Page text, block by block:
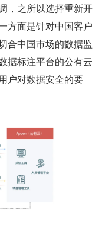
，之所以选择重新开
方面是针对中国客户
合中国市场的数据监
据标注平台的公有云
户对数据安全的要